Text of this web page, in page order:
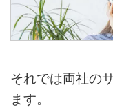
それでは両社の
ます。